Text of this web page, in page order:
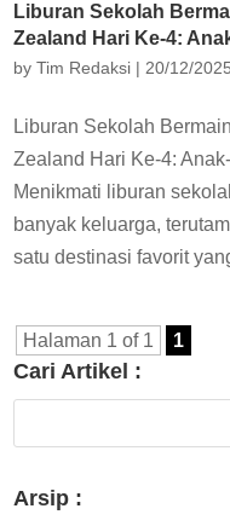
Liburan Sekolah
Zealand Hari Ke-4:
byTim Redaksi |20/12/2025
Liburan Sekolah
Zealand Hari Ke-4:
Menikmati liburan
banyak keluarga,
satu destinasi favorit
Halaman 1 of 1 1
Cari Artikel :
Arsip :